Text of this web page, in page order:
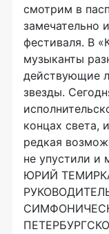
смотрим в
замечательно
фестиваля. В
музыканты
действующие
звезды.
концах света,
редкая
не упустили
ЮРИЙ